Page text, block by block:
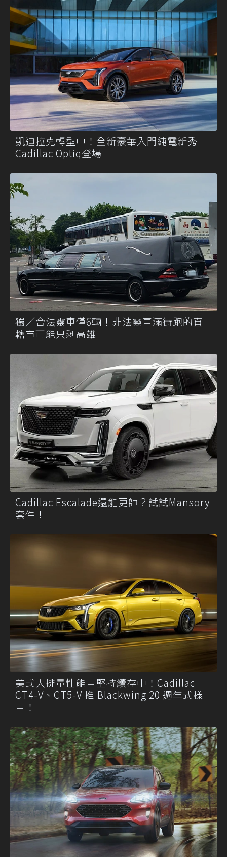
凱迪拉克轉型中！全新豪華入門純電新秀
Cadillac Optiq登場
獨／合法靈車僅6輛！非法靈車滿街跑的直
轄市可能只剩高雄
Cadillac Escalade還能更帥？試試Mansory
套件！
美式大排量性能車堅持續存中！Cadillac
CT4-V、CT5-V 推 Blackwing 20 週年式樣
車！